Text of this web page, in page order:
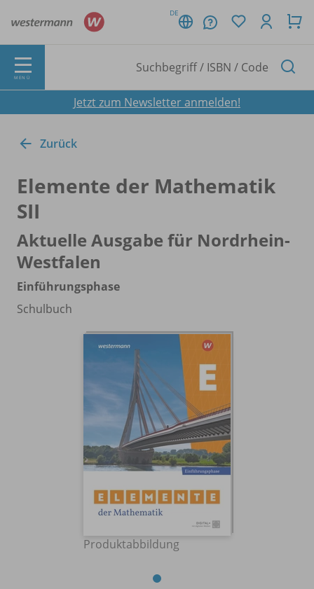
DE
MENÜ
Jetzt zum Newsletter anmelden!
Zurück
Elemente der Mathematik
SII
Aktuelle Ausgabe für Nordrhein-
Westfalen
Einführungsphase
Schulbuch
Produktabbildung